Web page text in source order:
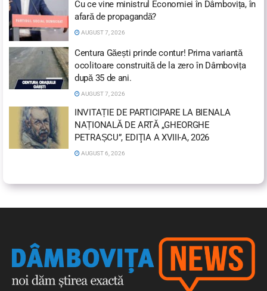
Cu ce vine ministrul Economiei în Dâmbovița, în
afară de propagandă?
AUGUST 7, 2026
Centura Găești prinde contur! Prima variantă
ocolitoare construită de la zero în Dâmbovița
după 35 de ani.
AUGUST 7, 2026
INVITAȚIE DE PARTICIPARE LA BIENALA
NAȚIONALĂ DE ARTĂ „GHEORGHE
PETRAȘCU”, EDIŢIA A XVIII-A, 2026
AUGUST 6, 2026